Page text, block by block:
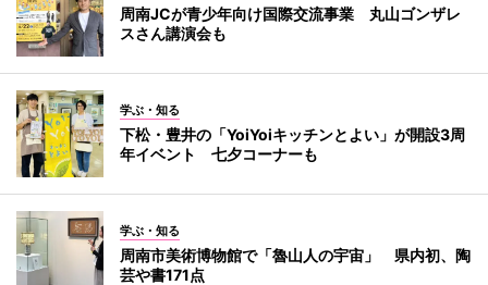
周南JCが青少年向け国際交流事業 丸山ゴンザレ
スさん講演会も
学ぶ・知る
下松・豊井の「YoiYoiキッチンとよい」が開設3周
年イベント 七夕コーナーも
学ぶ・知る
周南市美術博物館で「魯山人の宇宙」 県内初、陶
芸や書171点